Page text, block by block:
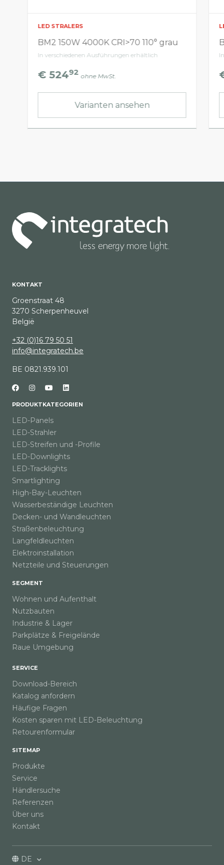
LED STRALERS
BM2 150W 4000K CRI>70 110° grau
In verschiedenen Ausführungen erhältlich
€ 52492 ohne MwSt.
Varianten ansehen
KONTAKT
Groenstraat 48
3270 Scherpenheuvel
België
+32 (0)16 79 50 51
info@integratech.be
BE 0821.939.101
PRODUKTKATEGORIEN
LED-Panels
LED-Strahler
LED-Streifen und -Profile
LED-Downlights
LED-Tracklights
Smartlighting
High-Bay-Leuchten
Wasserbeständige Leuchten
Decken- und Wandleuchten
Straßenbeleuchtung
Langfeldleuchten
Elektroinstallation
Netzteile und Steuerungen
SEGMENT
Wohnen und Aufenthalt
Nutzbauten
Industrie & Lager
Parkplätze & Freigelände
Raue Umgebung
SERVICE
Download-Bereich
Katalog anfordern
Häufige Fragen
Kosten sparen mit LED-Beleuchtung
Retourenformular
SITEMAP
Produkte
Service
Händlersuche
Referenzen
Über uns
Kontakt
DE